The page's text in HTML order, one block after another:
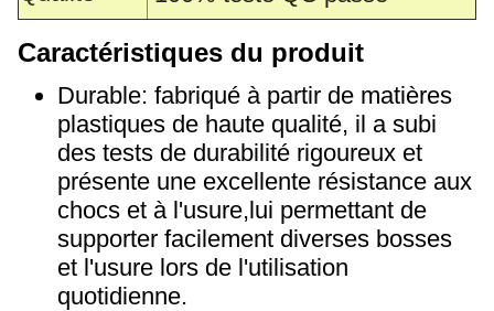
Caractéristiques du produit
Durable: fabriqué à partir de matières
plastiques de haute qualité, il a subi
des tests de durabilité rigoureux et
présente une excellente résistance aux
chocs et à l'usure,lui permettant de
supporter facilement diverses bosses
et l'usure lors de l'utilisation
quotidienne.